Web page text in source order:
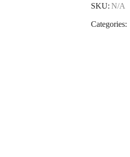
SKU: N/A
Categories: